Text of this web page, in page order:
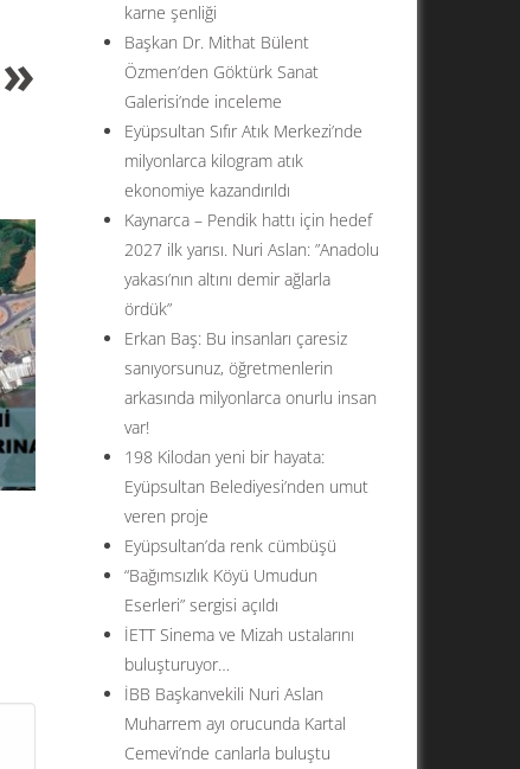
karne şenliği
Başkan Dr. Mithat Bülent
Özmen’den Göktürk Sanat
Galerisi’nde inceleme
Eyüpsultan Sıfır Atık Merkezi’nde
milyonlarca kilogram atık
ekonomiye kazandırıldı
Kaynarca – Pendik hattı için hedef
2027 ilk yarısı. Nuri Aslan: ”Anadolu
yakası’nın altını demir ağlarla
ördük”
Erkan Baş: Bu insanları çaresiz
sanıyorsunuz, öğretmenlerin
arkasında milyonlarca onurlu insan
var!
198 Kilodan yeni bir hayata:
Eyüpsultan Belediyesi’nden umut
veren proje
Eyüpsultan’da renk cümbüşü
“Bağımsızlık Köyü Umudun
Eserleri” sergisi açıldı
İETT Sinema ve Mizah ustalarını
buluşturuyor…
İBB Başkanvekili Nuri Aslan
Muharrem ayı orucunda Kartal
Cemevi’nde canlarla buluştu